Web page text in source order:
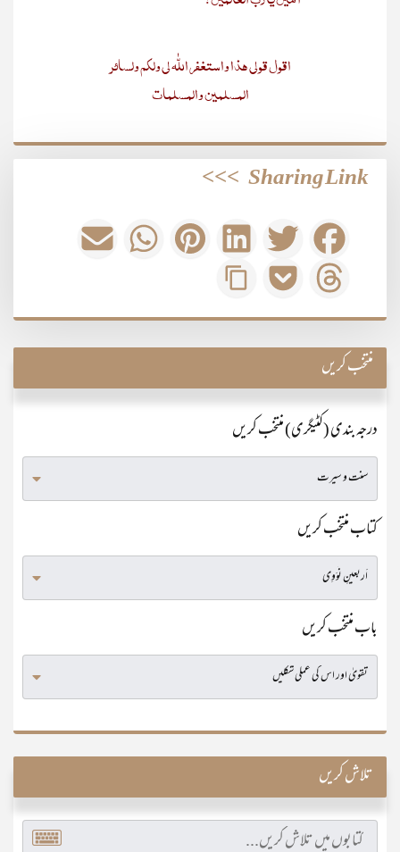
اقول قولی ھذا واستغفر اللّٰہ لی ولکم ولسائر
المسلمین والمسلمات
Sharing Link
>>>
منتخب کریں
درجہ بندی (کٹیگری) منتخب کریں
کتاب منتخب کریں
باب منتخب کریں
تلاش کریں